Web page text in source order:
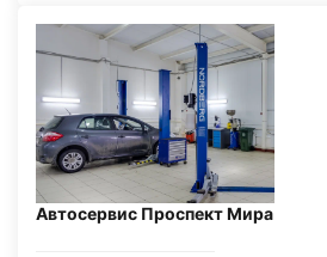
Автосервис Проспект Мира